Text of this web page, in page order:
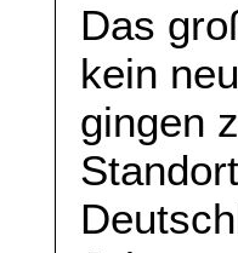
Das
kein
gingen